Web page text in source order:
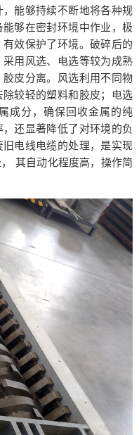
能够持续不断地将各种规
够在密封环境中作业，极
效保护了环境。破碎后的
用风选、电选等较为成熟
皮分离。风选利用不同物
较轻的塑料和胶皮；电选
成分，确保回收金属的纯
还显著降低了对环境的负
电线电缆的处理，是实现
其自动化程度高，操作简